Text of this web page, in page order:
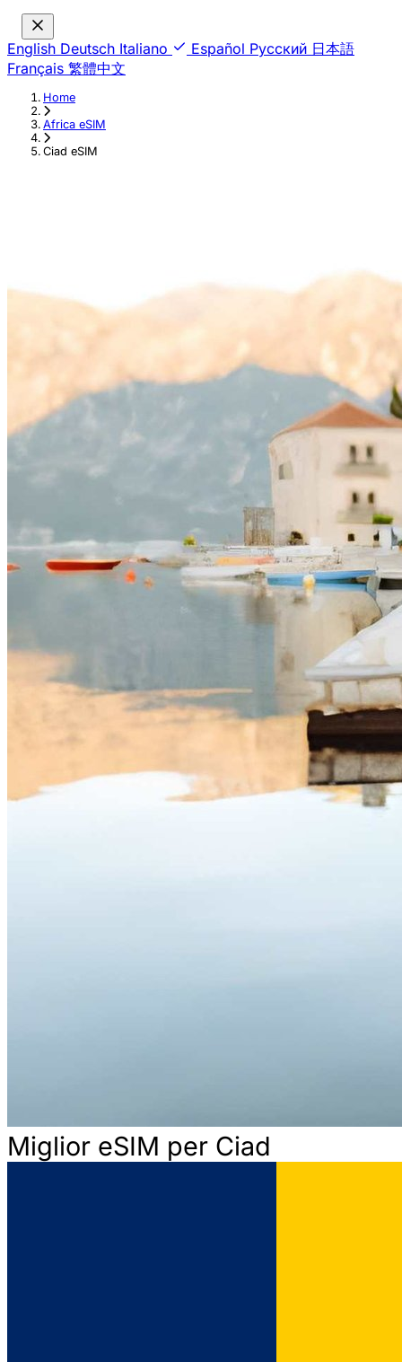
English Deutsch Italiano Español Русский 日本語
Français 繁體中文
Home
›
Africa eSIM
›
Ciad eSIM
Miglior eSIM per Ciad